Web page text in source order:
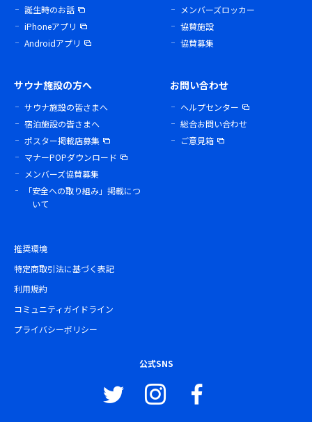
誕生時のお話
iPhoneアプリ
Androidアプリ
メンバーズロッカー
協賛施設
協賛募集
サウナ施設の方へ
サウナ施設の皆さまへ
宿泊施設の皆さまへ
ポスター掲載店募集
マナーPOPダウンロード
メンバーズ協賛募集
「安全への取り組み」掲載につ
いて
お問い合わせ
ヘルプセンター
総合お問い合わせ
ご意見箱
推奨環境
特定商取引法に基づく表記
利用規約
コミュニティガイドライン
プライバシーポリシー
公式SNS